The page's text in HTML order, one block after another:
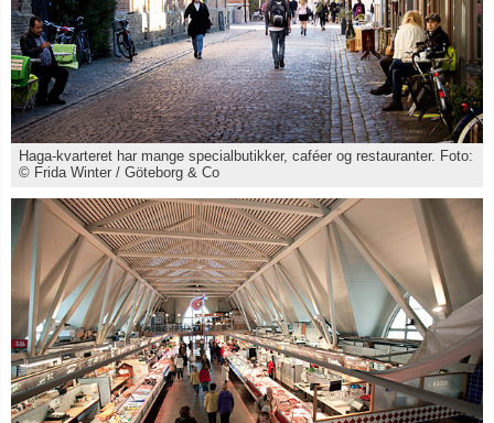
Haga-kvarteret har mange specialbutikker, caféer og restauranter. Foto:
© Frida Winter / Göteborg & Co